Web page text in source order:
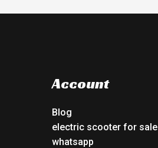
Account
Blog
electric scooter for sale
whatsapp